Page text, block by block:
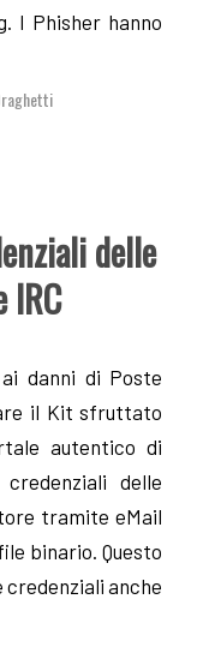
I Phisher hanno
delle
danni di Poste
il Kit sfruttato
autentico di
delle
tramite eMail
binario. Questo
anche